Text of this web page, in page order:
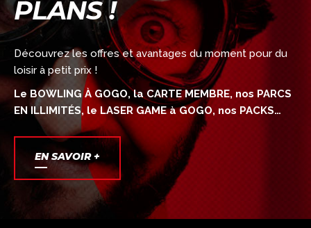
PLANS !
Découvrez les offres et avantages du moment pour du
loisir à petit prix !
Le BOWLING À GOGO, la CARTE MEMBRE, nos PARCS
EN ILLIMITÉS, le LASER GAME à GOGO, nos PACKS…
EN SAVOIR +